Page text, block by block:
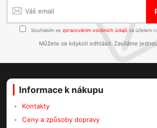
Souhlasím se zpracováním osobních údajů za účelem
Můžete se kdykoli odhlásit. Zasíláme
Informace k nákupu
Kontakty
Ceny a způsoby dopravy